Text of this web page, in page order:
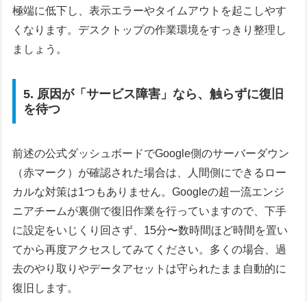
極端に低下し、表示エラーやタイムアウトを起こしやす
くなります。デスクトップの作業環境をすっきり整理し
ましょう。
5. 原因が「サービス障害」なら、触らずに復旧
を待つ
前述の公式ダッシュボードでGoogle側のサーバーダウン
（赤マーク）が確認された場合は、人間側にできるロー
カルな対策は1つもありません。Googleの超一流エンジ
ニアチームが裏側で復旧作業を行っていますので、下手
に設定をいじくり回さず、15分〜数時間ほど時間を置い
てから再度アクセスしてみてください。多くの場合、過
去のやり取りやデータアセットは守られたまま自動的に
復旧します。